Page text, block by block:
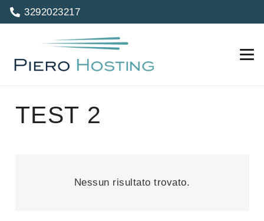
3292023217
TEST 2
Nessun risultato trovato.